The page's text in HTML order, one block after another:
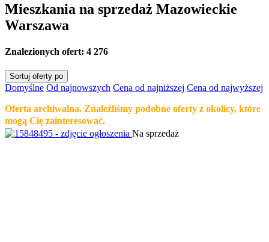
Mieszkania na sprzedaż Mazowieckie
Warszawa
Znalezionych ofert: 4 276
Sortuj oferty po
Domyślne Od najnowszych Cena od najniższej Cena od najwyższej
Oferta archiwalna. Znaleźliśmy podobne oferty z okolicy, które
mogą Cię zainteresować.
Na sprzedaż